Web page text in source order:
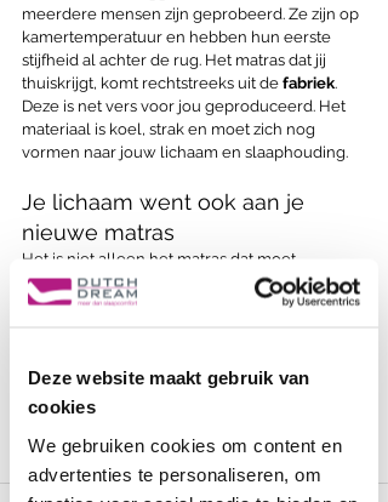
Deze website maakt gebruik van
cookies
We gebruiken cookies om content en
advertenties te personaliseren, om
meerdere mensen zijn geprobeerd. Ze zijn op
kamertemperatuur en hebben hun eerste
stijfheid al achter de rug. Het matras dat jij
thuiskrijgt, komt rechtstreeks uit de fabriek.
Deze is net vers voor jou geproduceerd. Het
materiaal is koel, strak en moet zich nog
vormen naar jouw lichaam en slaaphouding.
Je lichaam went ook aan je
nieuwe matras
Het is niet alleen het matras dat moet
wennen, jij ook. Je lichaam is jarenlang
gewend geweest aan je oude matras. Een
Dat voelt in het begin misschien onwennig. Je
spieren, gewrichten en zelfs je slaaphouding
situatie. Dat kost tijd en dat is volkomen
normaal. Ook al komt het regelmatig voor dat
iemand direct heerlijk slaapt, een